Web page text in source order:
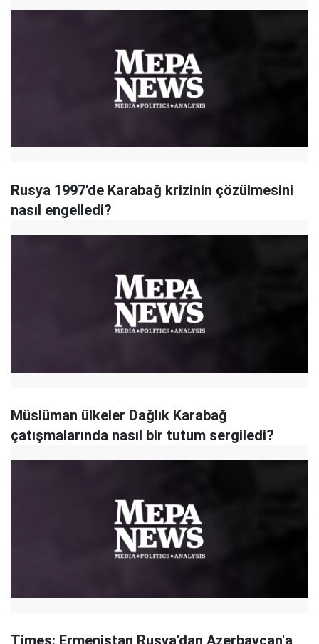
Rusya 1997'de Karabağ krizinin çözülmesini
nasıl engelledi?
Müslüman ülkeler Dağlık Karabağ
çatışmalarında nasıl bir tutum sergiledi?
Times: Ermenistan Rusya'dan Azerbaycan'a